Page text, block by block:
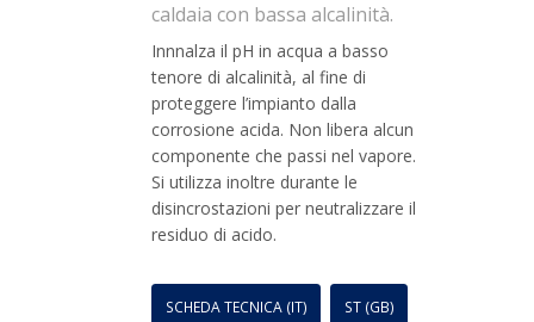
caldaia con bassa alcalinità.
Innnalza il pH in acqua a basso
tenore di alcalinità, al fine di
proteggere l’impianto dalla
corrosione acida. Non libera alcun
componente che passi nel vapore.
Si utilizza inoltre durante le
disincrostazioni per neutralizzare il
residuo di acido.
SCHEDA TECNICA (IT) ST (GB)